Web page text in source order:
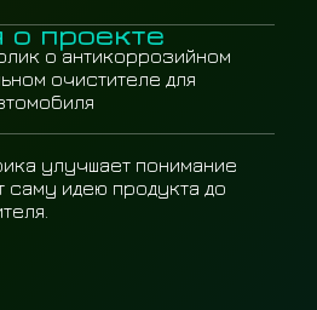
проекте
о антикоррозийном
очистителе для
улучшает понимание
саму идею продукта до